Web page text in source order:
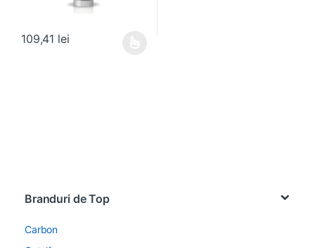
109,41 lei
Branduri de Top
Carbon